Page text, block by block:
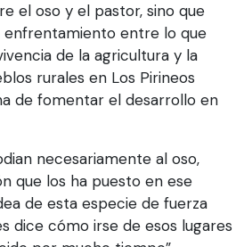
el oso y el pastor, sino que
entre lo que
de la agricultura y la
rurales en Los Pirineos
de fomentar el desarrollo en
necesariamente al oso,
que los ha puesto en ese
de esta especie de fuerza
dice cómo irse de esos lugares